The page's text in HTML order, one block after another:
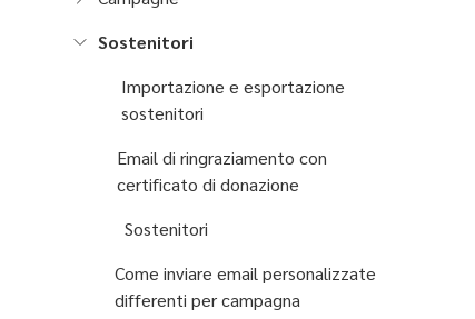
Sostenitori
Importazione e esportazione
sostenitori
Email di ringraziamento con
certificato di donazione
Sostenitori
Come inviare email personalizzate
differenti per campagna